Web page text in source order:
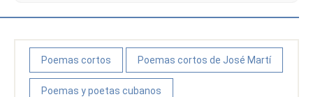
Poemas cortos Poemas cortos de José Martí
Poemas y poetas cubanos